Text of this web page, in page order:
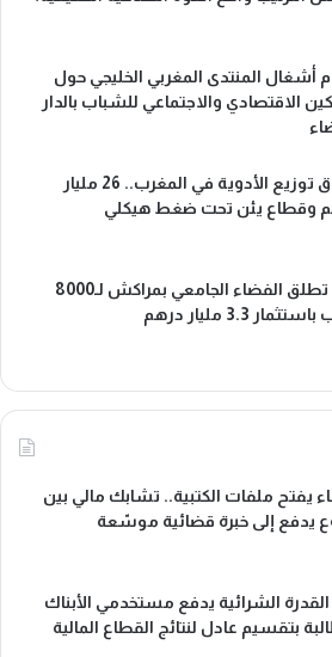
أشغال المنتدى المغربي الخليجي حول
الاقتصادي والاجتماعي للشباب بالدار
سوق توزيع الأدوية في المغرب.. 26 مليار
وقطاع يئن تحت ضغط هيكلي
UIR تطلق الفضاء الجامعي بمراكش لـ8000
3.3 مليار درهم
يفتح ملفات الكتبية.. تشابك مالي بين
يدفع إلى خبرة قضائية موسّعة
القدرة الشرائية يدفع مستخدمي الأبناك
بتقسيم عادل لنتائج القطاع المالية